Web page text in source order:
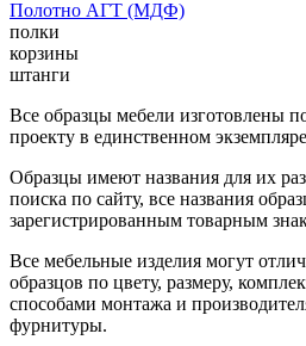
Полотно АГТ (МДФ)
полки
корзины
штанги
Все образцы мебели изготовлены
проекту в единственном
Образцы имеют названия для их
поиска по сайту, все названия
зарегистрированным товарным
Все мебельные изделия могут
образцов по цвету, размеру,
способами монтажа и
фурнитуры.